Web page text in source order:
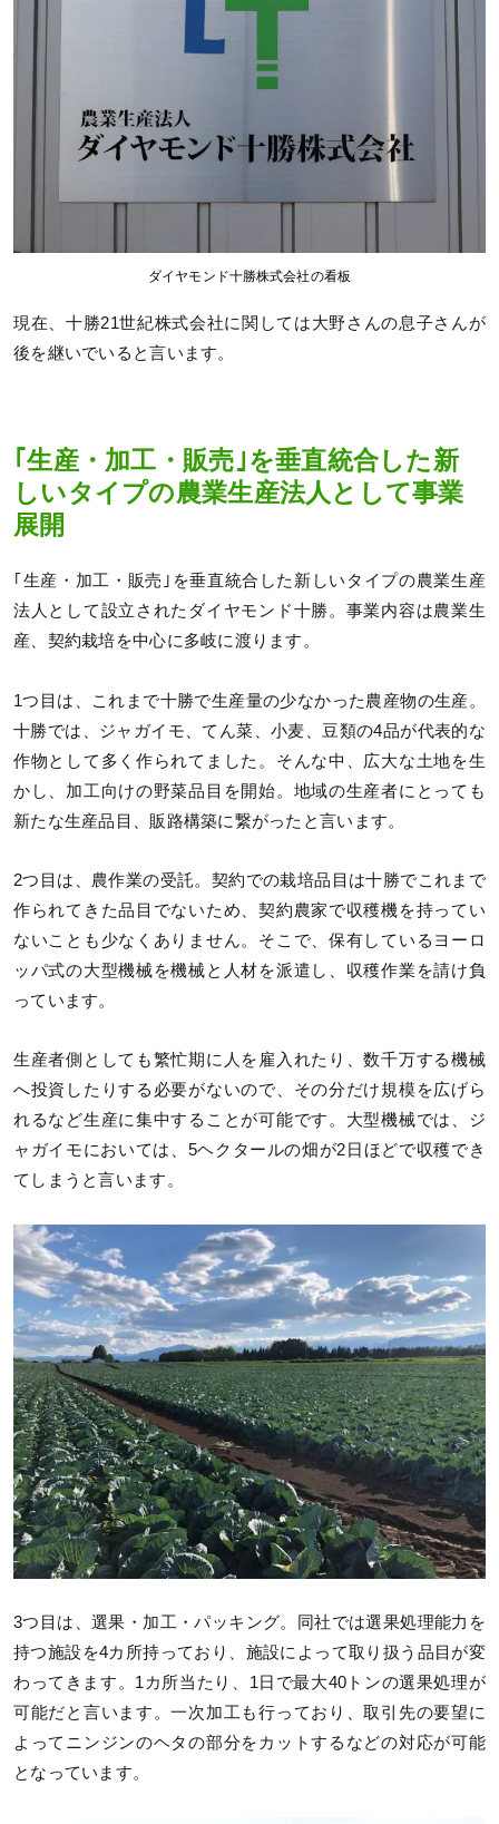
ダイヤモンド十勝株式会社の看板
現在、十勝21世紀株式会社に関しては大野さんの息子さんが
後を継いでいると言います。
｢生産・加工・販売｣を垂直統合した新
しいタイプの農業生産法人として事業
展開
｢生産・加工・販売｣を垂直統合した新しいタイプの農業生産
法人として設立されたダイヤモンド十勝。事業内容は農業生
産、契約栽培を中心に多岐に渡ります。
1つ目は、これまで十勝で生産量の少なかった農産物の生産。
十勝では、ジャガイモ、てん菜、小麦、豆類の4品が代表的な
作物として多く作られてました。そんな中、広大な土地を生
かし、加工向けの野菜品目を開始。地域の生産者にとっても
新たな生産品目、販路構築に繋がったと言います。
2つ目は、農作業の受託。契約での栽培品目は十勝でこれまで
作られてきた品目でないため、契約農家で収穫機を持ってい
ないことも少なくありません。そこで、保有しているヨーロ
ッパ式の大型機械を機械と人材を派遣し、収穫作業を請け負
っています。
生産者側としても繁忙期に人を雇入れたり、数千万する機械
へ投資したりする必要がないので、その分だけ規模を広げら
れるなど生産に集中することが可能です。大型機械では、ジ
ャガイモにおいては、5ヘクタールの畑が2日ほどで収穫でき
てしまうと言います。
3つ目は、選果・加工・パッキング。同社では選果処理能力を
持つ施設を4カ所持っており、施設によって取り扱う品目が変
わってきます。1カ所当たり、1日で最大40トンの選果処理が
可能だと言います。一次加工も行っており、取引先の要望に
よってニンジンのヘタの部分をカットするなどの対応が可能
となっています。